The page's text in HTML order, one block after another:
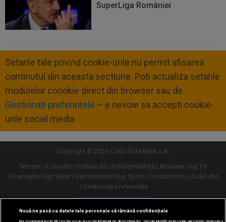
SuperLiga României
Setarile tale privind cookie-urile nu permit afisarea
continutul din aceasta sectiune. Poti actualiza setarile
modulelor coookie direct din browser sau de
Gestionați preferințele – e nevoie sa accepti cookie-
urile social media
Copyright © 2026 / DIGI ROMANIA S.A.
Termeni si conditii
Politica de confidentialitate
Abonare Digi TV
Frecvente Digi Sport
Retransmisie Digi Sport Contact/Info
Codul etic
Gestionați preferințele
Versiune desktop
Nouă ne pasă ca datele tale personale să rămână confidențiale